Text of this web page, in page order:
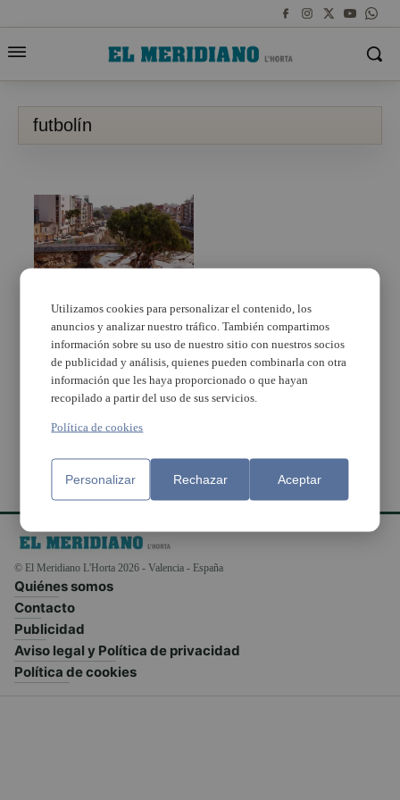
futbolín
Recolecta en un colegio
a favor de un artesano
de futbolines de
Paiporta, afectado del
© El Meridiano L'Horta 2026 - Valencia - España
Quiénes somos
Contacto
Publicidad
Aviso legal y Política de privacidad
Política de cookies
Utilizamos cookies para personalizar el contenido, los
anuncios y analizar nuestro tráfico. También compartimos
información sobre su uso de nuestro sitio con nuestros socios
de publicidad y análisis, quienes pueden combinarla con otra
información que les haya proporcionado o que hayan
recopilado a partir del uso de sus servicios.
Política de cookies
Personalizar Rechazar Aceptar